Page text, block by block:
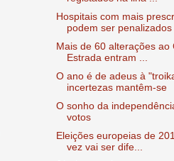
Hospitais com mais
podem ser penalizados
Mais de 60 alterações ao
Estrada entram ...
O ano é de adeus à
incertezas mantêm-se
O sonho da
votos
Eleições europeias de
vez vai ser dife...